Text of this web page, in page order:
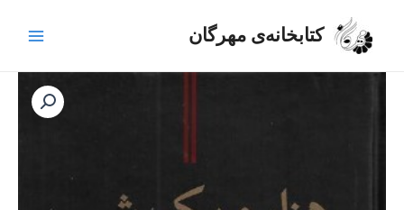
کتابخانه‌ی مهرگان